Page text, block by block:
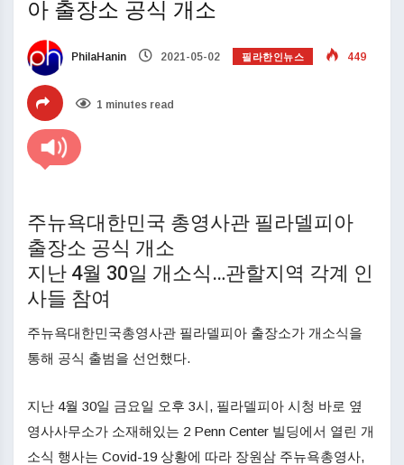
아 출장소 공식 개소
PhilaHanin 2021-05-02 필라한인뉴스 449
1 minutes read
주뉴욕대한민국 총영사관 필라델피아
출장소 공식 개소
지난 4월 30일 개소식…관할지역 각계 인
사들 참여
주뉴욕대한민국총영사관 필라델피아 출장소가 개소식을
통해 공식 출범을 선언했다.
지난 4월 30일 금요일 오후 3시, 필라델피아 시청 바로 옆
영사사무소가 소재해있는 2 Penn Center 빌딩에서 열린 개
소식 행사는 Covid-19 상황에 따라 장원삼 주뉴욕총영사,